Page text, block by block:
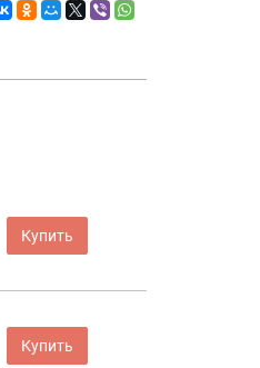
Купить
Купить